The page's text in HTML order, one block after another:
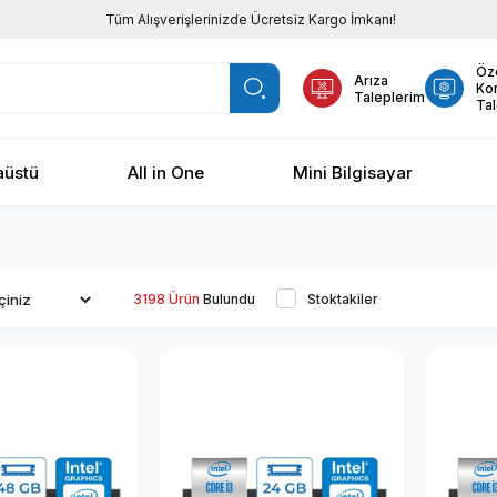
Tüm Alışverişlerinizde Ücretsiz Kargo İmkanı!
Arıza
Taleplerim
All in One Mini Bilgisayar
Stoktakiler
3198 Ürün